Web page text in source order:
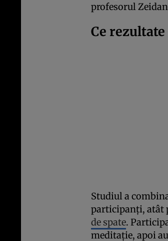
profesorul
Ce
Studiul a
participanți, atât
de spate.
meditație, apoi